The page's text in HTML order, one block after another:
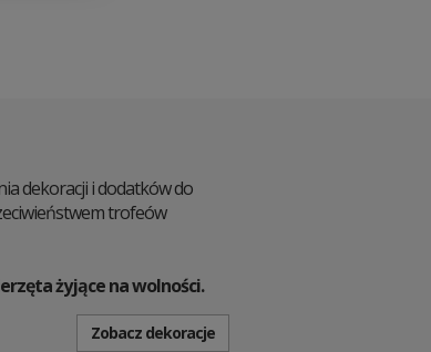
dekoracji i dodatków do
trofeów
żyjące na wolności.
Zobacz dekoracje